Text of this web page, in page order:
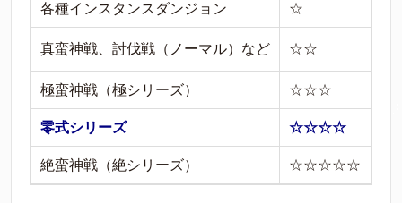
各種インスタンスダンジョン ☆
真蛮神戦、討伐戦（ノーマル）など ☆☆
極蛮神戦（極シリーズ） ☆☆☆
零式シリーズ ☆☆☆☆
絶蛮神戦（絶シリーズ） ☆☆☆☆☆